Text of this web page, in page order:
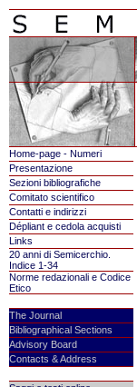
Home-page - Numeri
Presentazione
Sezioni bibliografiche
Comitato scientifico
Contatti e indirizzi
Dépliant e cedola acquisti
Links
20 anni di Semicerchio.
Indice 1-34
Norme redazionali e Codice
Etico
The Journal
Bibliographical Sections
Advisory Board
Contacts & Address